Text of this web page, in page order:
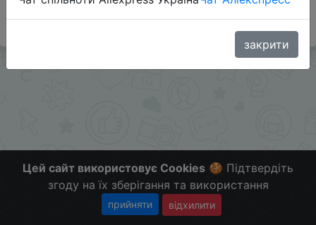
ZnyzhkaUA
Цей сайт використовує Cookies 🍪 Підтвердіть
згоду на їх зберігання та використання
прийняти відхилити
закрити